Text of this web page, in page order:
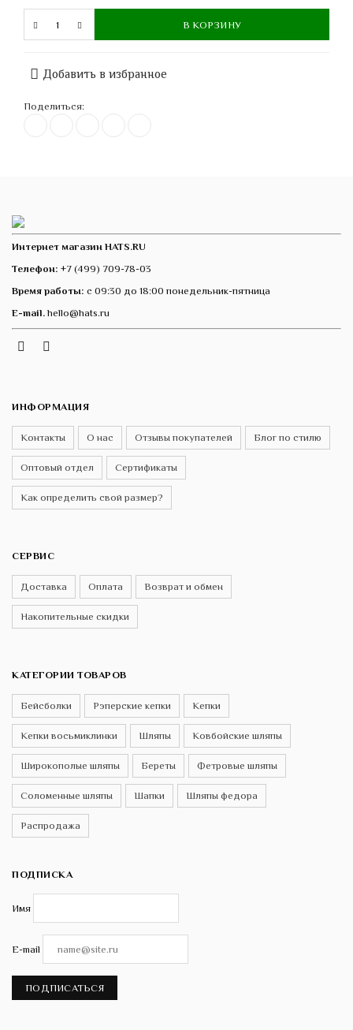
В КОРЗИНУ
Добавить в избранное
Поделиться:
Интернет магазин HATS.RU
Телефон: +7 (499) 709-78-03
Время работы: с 09:30 до 18:00 понедельник-пятница
E-mail. hello@hats.ru
Instagram
ИНФОРМАЦИЯ
Контакты О нас Отзывы покупателей Блог по стилю
Оптовый отдел Сертификаты
Как определить свой размер?
СЕРВИС
Доставка Оплата Возврат и обмен
Накопительные скидки
КАТЕГОРИИ ТОВАРОВ
Бейсболки Рэперские кепки Кепки
Кепки восьмиклинки Шляпы Ковбойские шляпы
Широкополые шляпы Береты Фетровые шляпы
Соломенные шляпы Шапки Шляпы федора
Распродажа
ПОДПИСКА
Имя
E-mail
ПОДПИСАТЬСЯ